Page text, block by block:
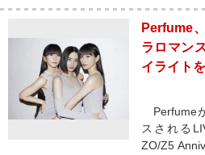
Perfume
ラロマン
イライト
Perfume
スされる
ZO/Z5